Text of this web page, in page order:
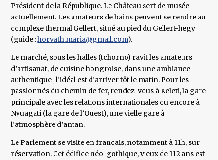
Président de la République. Le Château sert de musée
actuellement. Les amateurs de bains peuvent se rendre au
complexe thermal Gellert, situé au pied du Gellert-hegy
(guide :horvath.maria@gmail.com).
Le marché, sous les halles (tchorno) ravit les amateurs
d’artisanat, de cuisine hongroise, dans une ambiance
authentique ; l’idéal est d’arriver tôt le matin. Pour les
passionnés du chemin de fer, rendez-vous à Keleti, la gare
principale avec les relations internationales ou encore à
Nyuagati (la gare de l’Ouest), une vielle gare à
l’atmosphère d’antan.
Le Parlement se visite en français, notamment à 11h, sur
réservation. Cet édifice néo-gothique, vieux de 112 ans est